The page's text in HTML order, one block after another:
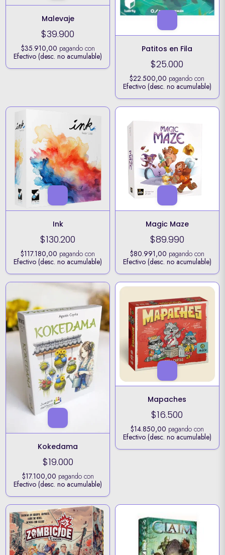
Malevaje
$39.900
$35.910,00 pagando con
Efectivo (desc. no acumulable)
Patitos en Fila
$25.000
$22.500,00 pagando con
Efectivo (desc. no acumulable)
Ink
$130.200
$117.180,00 pagando con
Efectivo (desc. no acumulable)
Magic Maze
$89.990
$80.991,00 pagando con
Efectivo (desc. no acumulable)
Kokedama
$19.000
$17.100,00 pagando con
Efectivo (desc. no acumulable)
Mapaches
$16.500
$14.850,00 pagando con
Efectivo (desc. no acumulable)